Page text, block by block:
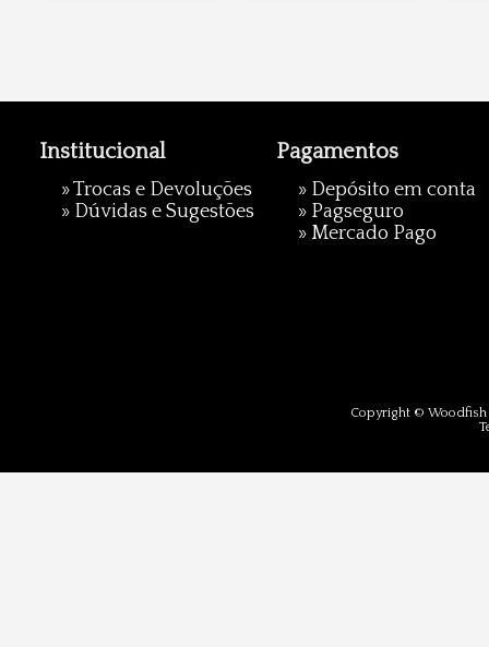
Institucional
»Trocas e Devoluções
» Dúvidas e Sugestões
Pagamentos
» Depósito em conta
» Pagseguro
» Mercado Pago
Copyright © Woodfish